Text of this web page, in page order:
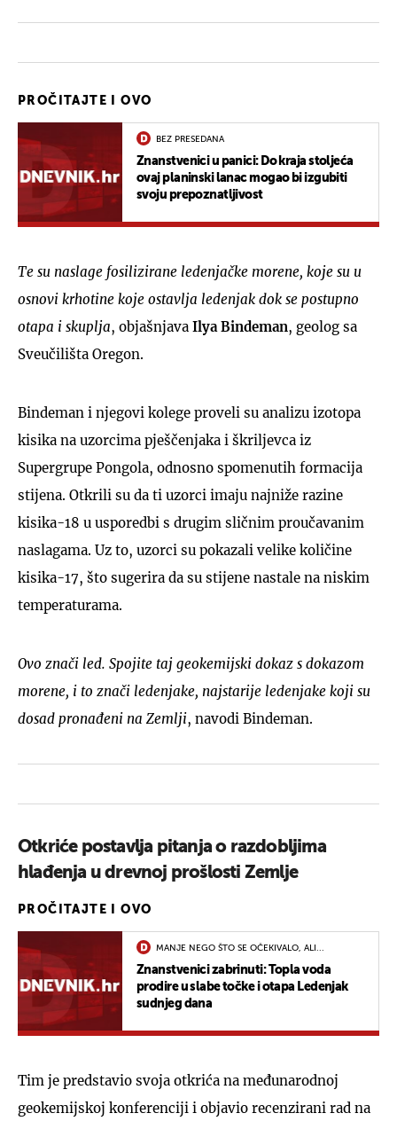
PROČITAJTE I OVO
BEZ PRESEDANA
Znanstvenici u panici: Do kraja stoljeća
ovaj planinski lanac mogao bi izgubiti
svoju prepoznatljivost
Te su naslage fosilizirane ledenjačke morene, koje su u
osnovi krhotine koje ostavlja ledenjak dok se postupno
otapa i skuplja, objašnjava Ilya Bindeman, geolog sa
Sveučilišta Oregon.
Bindeman i njegovi kolege proveli su analizu izotopa
kisika na uzorcima pješčenjaka i škriljevca iz
Supergrupe Pongola, odnosno spomenutih formacija
stijena. Otkrili su da ti uzorci imaju najniže razine
kisika-18 u usporedbi s drugim sličnim proučavanim
naslagama. Uz to, uzorci su pokazali velike količine
kisika-17, što sugerira da su stijene nastale na niskim
temperaturama.
Ovo znači led. Spojite taj geokemijski dokaz s dokazom
morene, i to znači ledenjake, najstarije ledenjake koji su
dosad pronađeni na Zemlji, navodi Bindeman.
Otkriće postavlja pitanja o razdobljima
hlađenja u drevnoj prošlosti Zemlje
PROČITAJTE I OVO
MANJE NEGO ŠTO SE OČEKIVALO, ALI...
Znanstvenici zabrinuti: Topla voda
prodire u slabe točke i otapa Ledenjak
sudnjeg dana
Tim je predstavio svoja otkrića na međunarodnoj
geokemijskoj konferenciji i objavio recenzirani rad na